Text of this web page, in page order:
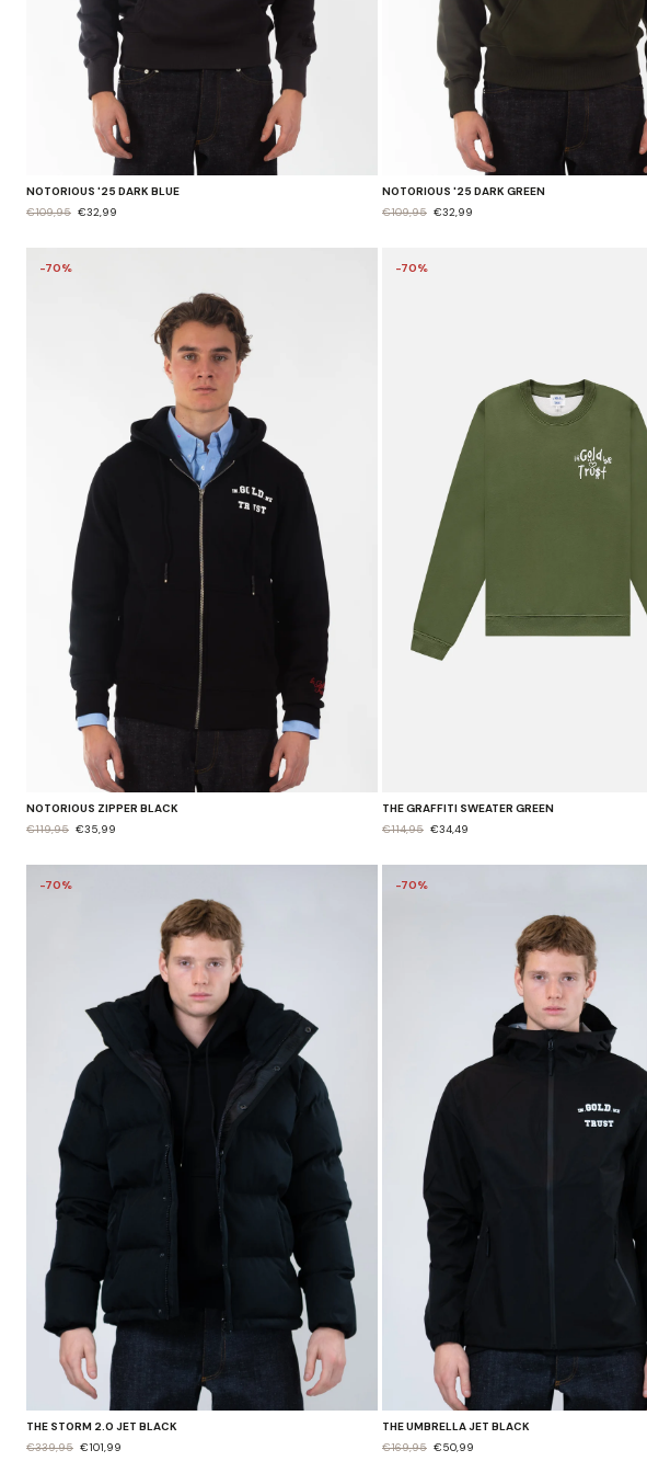
NOTORIOUS '25 DARK BLUE
€109,95 €32,99
NOTORIOUS '25 DARK GREEN
€109,95 €32,99
-70%
NOTORIOUS ZIPPER BLACK
€119,95 €35,99
-70%
THE GRAFFITI SWEATER GREEN
€114,95 €34,49
-70%
THE STORM 2.0 JET BLACK
€339,95 €101,99
-70%
THE UMBRELLA JET BLACK
€169,95 €50,99